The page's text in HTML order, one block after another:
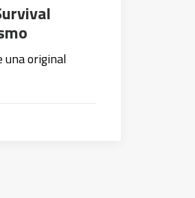
una original